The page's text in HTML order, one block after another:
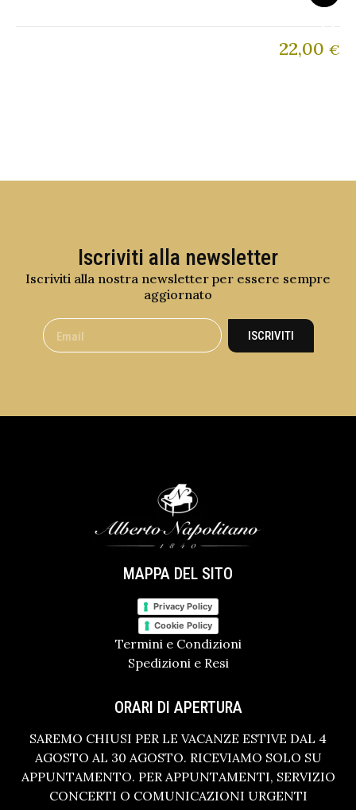
22,00 €
Iscriviti alla newsletter
Iscriviti alla nostra newsletter per essere sempre
aggiornato
ISCRIVITI
MAPPA DEL SITO
Privacy Policy
Cookie Policy
Termini e Condizioni
Spedizioni e Resi
ORARI DI APERTURA
SAREMO CHIUSI PER LE VACANZE ESTIVE DAL 4
AGOSTO AL 30 AGOSTO. RICEVIAMO SOLO SU
APPUNTAMENTO. PER APPUNTAMENTI, SERVIZIO
CONCERTI O COMUNICAZIONI URGENTI